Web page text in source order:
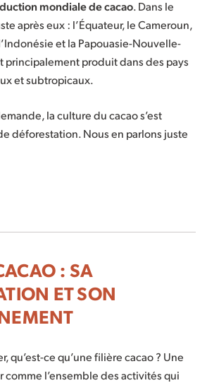
mondiale de cacao. Dans le
après eux : l’Équateur, le Cameroun,
et la Papouasie-Nouvelle-
principalement produit dans des pays
et subtropicaux.
la culture du cacao s’est
déforestation. Nous en parlons juste
: SA
ET SON
qu’est-ce qu’une filière cacao ? Une
l’ensemble des activités qui